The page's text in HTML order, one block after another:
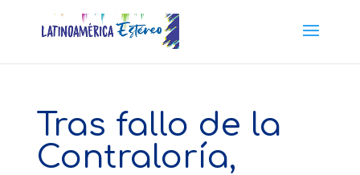
Tras fallo de la
Contraloría,